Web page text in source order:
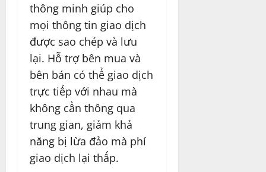
thông minh giúp cho
mọi thông tin giao dịch
được sao chép và lưu
lại. Hỗ trợ bên mua và
bên bán có thể giao dịch
trực tiếp với nhau mà
không cần thông qua
trung gian, giảm khả
năng bị lừa đảo mà phí
giao dịch lại thấp.